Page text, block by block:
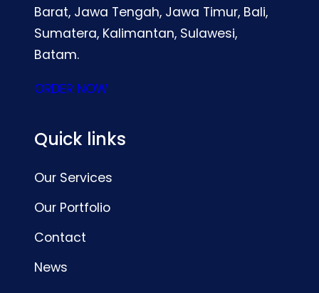
Barat, Jawa Tengah, Jawa Timur, Bali,
Sumatera, Kalimantan, Sulawesi,
Batam.
ORDER NOW
Quick links
Our Services
Our Portfolio
Contact
News